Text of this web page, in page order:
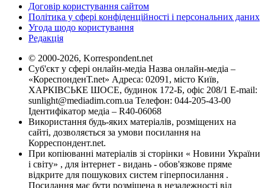
Договір користування сайтом
Політика у сфері конфіденційності і персональних даних
Угода щодо користування
Редакція
© 2000-2026, Korrespondent.net
Суб'єкт у сфері онлайн-медіа Назва онлайн-медіа –
«КореспонденТ.net» Адреса: 02091, місто Київ,
ХАРКІВСЬКЕ ШОСЕ, будинок 172-Б, офіс 208/1 E-mail:
sunlight@mediadim.com.ua Телефон: 044-205-43-00
Ідентифікатор медіа – R40-06068
Використання будь-яких матеріалів, розміщених на
сайті, дозволяється за умови посилання на
Корреспондент.net.
При копіюванні матеріалів зі сторінки « Новини України
і світу» , для інтернет - видань - обов'язкове пряме
відкрите для пошукових систем гіперпосилання .
Посилання має бути розміщена в незалежності від